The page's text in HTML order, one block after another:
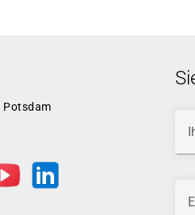
Potsdam